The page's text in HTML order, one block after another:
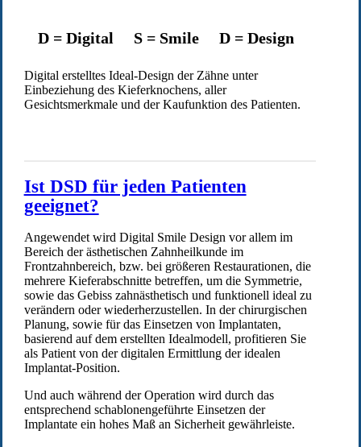
D = Digital S = Smile D = Design
Digital erstelltes Ideal-Design der Zähne unter
Einbeziehung des Kieferknochens, aller
Gesichtsmerkmale und der Kaufunktion des Patienten.
Ist DSD für jeden Patienten
geeignet?
Angewendet wird Digital Smile Design vor allem im
Bereich der ästhetischen Zahnheilkunde im
Frontzahnbereich, bzw. bei größeren Restaurationen, die
mehrere Kieferabschnitte betreffen, um die Symmetrie,
sowie das Gebiss zahnästhetisch und funktionell ideal zu
verändern oder wiederherzustellen. In der chirurgischen
Planung, sowie für das Einsetzen von Implantaten,
basierend auf dem erstellten Idealmodell, profitieren Sie
als Patient von der digitalen Ermittlung der idealen
Implantat-Position.
Und auch während der Operation wird durch das
entsprechend schablonengeführte Einsetzen der
Implantate ein hohes Maß an Sicherheit gewährleiste.